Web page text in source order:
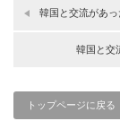
韓国と交流があ
韓国と交
トップページに戻る